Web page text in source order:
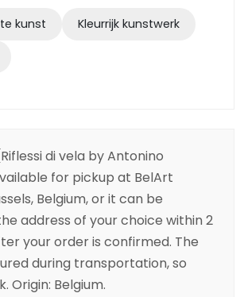
kunst Kleurrijk kunstwerk
di vela by Antonino
for pickup at BelArt
Belgium, or it can be
address of your choice within 2
your order is confirmed. The
during transportation, so
Origin: Belgium.